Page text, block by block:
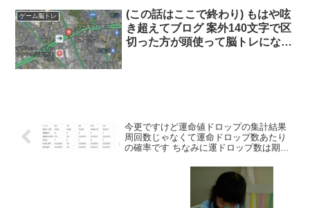
わかりませんが やってみると面
白いかもしれません。
ゲーム脳トレ
(この話はここで終わり) もはや呟
き超えてブログ 案外140文字で区
切った方が頭使って脳トレになり
今更ですけど運命値ドロップの集計結果
周回数じゃなくて運命ドロップ数あたり
の確率です ちなみに運ドロップ数は期待
て編成の場合 (2×4+0.25×2)×(周回数)